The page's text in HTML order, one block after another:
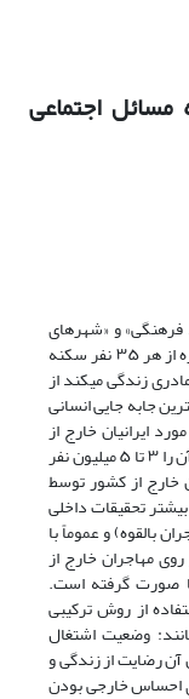
مسائل اجتماعی
و «شهرهای
جهانی» ناشی از مهاجرت های وسیع است. امروزه از هر ۳۵ نفر سکنه
زندگی میکند از
جابه جایی انسانی
ایرانیان خارج از
کشور آمار دقیقی وجود ندارد. اما منابع رسمی آن را ۳ تا ۵ میلیون نفر
خارج از کشور توسط
تحقیقات داخلی
بالقوه) و عموماً با
مهاجران خارج از
صورت گرفته است.
از روش ترکیبی
وضعیت اشتغال
رضایت از زندگی و
احساس خارجی بودن